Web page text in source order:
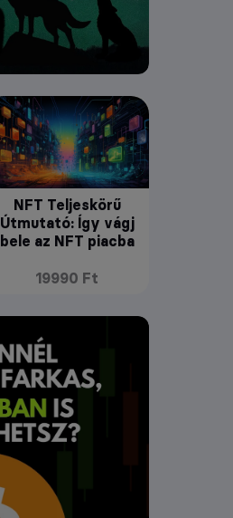
NFT Teljeskörű
Útmutató: Így vágj
bele az NFT piacba
19990 Ft